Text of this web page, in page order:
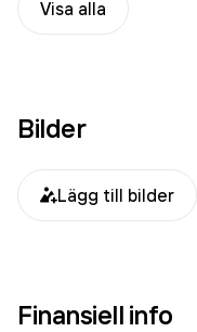
Visa alla
Bilder
Lägg till bilder
Finansiell info